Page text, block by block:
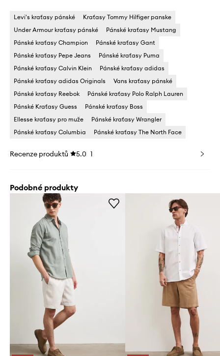
Levi's kraťasy pánské
Kraťasy Tommy Hilfiger panske
Under Armour kraťasy pánské
Pánské kraťasy Mustang
Pánské kraťasy Champion
Pánské kraťasy Gant
Pánské kraťasy Pepe Jeans
Pánské kraťasy Puma
Pánské kraťasy Calvin Klein
Pánské kraťasy adidas
Pánské kraťasy adidas Originals
Vans kraťasy pánské
Pánské kraťasy Reebok
Pánské kraťasy Polo Ralph Lauren
Pánské Kraťasy Guess
Pánské kraťasy Boss
Ellesse kraťasy pro muže
Pánské kraťasy Wrangler
Pánské kraťasy Columbia
Pánské kraťasy The North Face
Recenze produktů 5.0 1
Podobné produkty